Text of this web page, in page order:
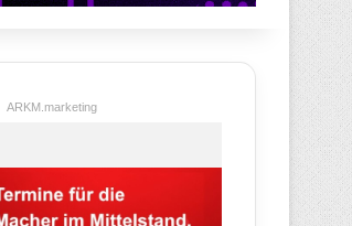
ARKM.marketing